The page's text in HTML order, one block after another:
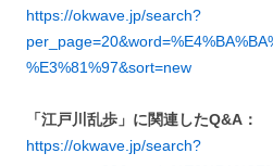
https://okwave.jp/search?
%E3%81%97&sort=new
「江戸川乱歩」に関連したQ&A：
https://okwave.jp/search?